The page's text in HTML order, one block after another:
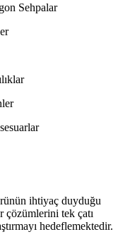
Sehpalar
ihtiyaç duyduğu
çözümlerini tek çatı
hedeflemektedir.